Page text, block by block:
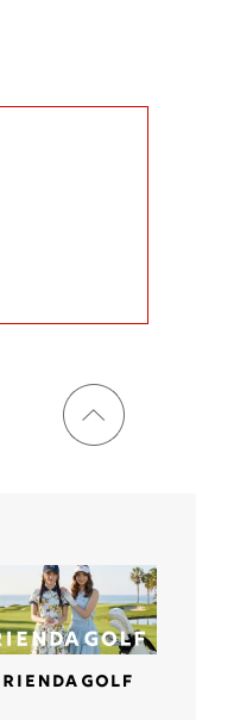
ページ
トップ